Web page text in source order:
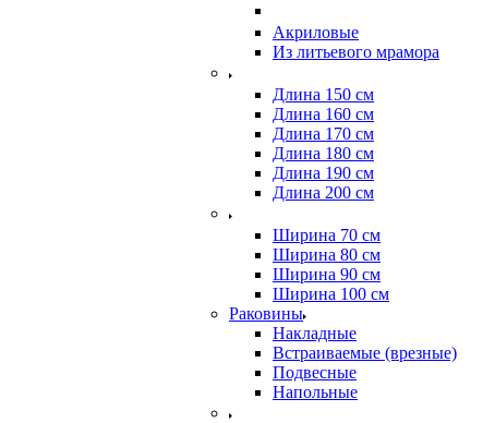
Акриловые
Из литьевого мрамора
Длина 150 см
Длина 160 см
Длина 170 см
Длина 180 см
Длина 190 см
Длина 200 см
Ширина 70 см
Ширина 80 см
Ширина 90 см
Ширина 100 см
Раковины
Накладные
Встраиваемые (врезные)
Подвесные
Напольные